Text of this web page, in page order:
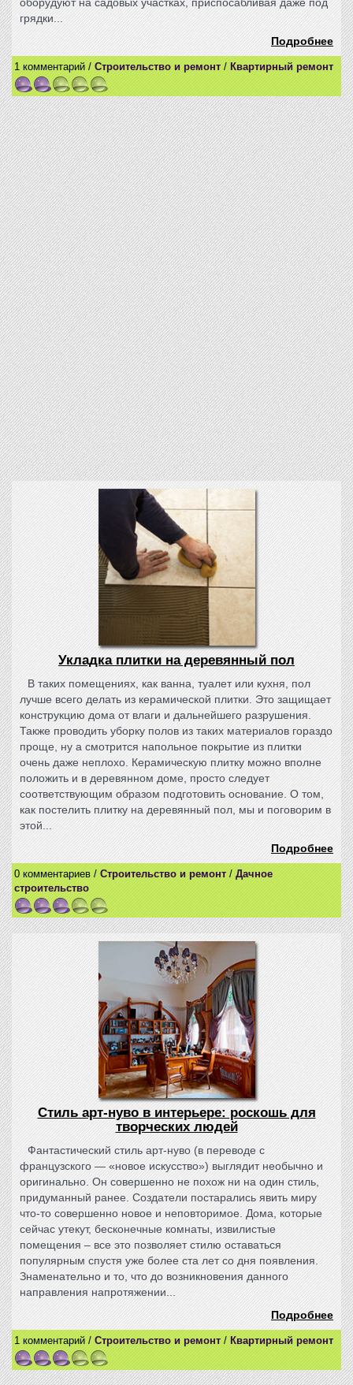
грядки...
Подробнее
1 комментарий / Строительство и ремонт / Квартирный ремонт
Укладка плитки на деревянный пол
В таких помещениях, как ванна, туалет или кухня, пол
лучше всего делать из керамической плитки. Это защищает
конструкцию дома от влаги и дальнейшего разрушения.
Также проводить уборку полов из таких материалов гораздо
проще, ну а смотрится напольное покрытие из плитки
очень даже неплохо. Керамическую плитку можно вполне
положить и в деревянном доме, просто следует
соответствующим образом подготовить основание. О том,
как постелить плитку на деревянный пол, мы и поговорим в
этой...
Подробнее
0 комментариев / Строительство и ремонт / Дачное
строительство
Стиль арт-нуво в интерьере: роскошь для
творческих людей
Фантастический стиль арт-нуво (в переводе с
французского — «новое искусство») выглядит необычно и
оригинально. Он совершенно не похож ни на один стиль,
придуманный ранее. Создатели постарались явить миру
что-то совершенно новое и неповторимое. Дома, которые
сейчас утекут, бесконечные комнаты, извилистые
помещения – все это позволяет стилю оставаться
популярным спустя уже более ста лет со дня появления.
Знаменательно и то, что до возникновения данного
направления напротяжении...
Подробнее
1 комментарий / Строительство и ремонт / Квартирный ремонт